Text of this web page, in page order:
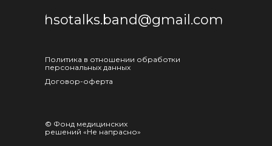
hsotalks.band@gmail.com
Политика в отношении обработки
персональных данных
Договор-оферта
© Фонд медицинских
решений «Не напрасно»